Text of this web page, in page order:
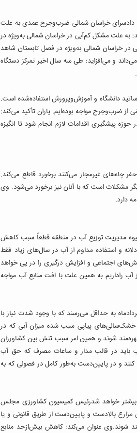
به دادسرای خراسان شمالی ضرب‌وجرح عمدی به علت
به علت مشکل کم‌آبی در خراسان شمالی به‌ویژه در
خراسان شمالی به‌ویژه در فصل تابستان شاهد
و می‌افزاید: طی سه سال اخیر تمرکز دستگاه
دانشگاه و آموزش‌وپرورش استفاده‌شده است.
از ضرب‌وجرح مواجه بوده‌ایم. یاران تأکید می‌کند:
پیشگیری اقدامات لازم انجام شود تا انگیزه
چاه‌های غیرمجاز می‌کنند برخورد قاطع می‌کند.
مشکلات است که با آنان نیز برخورد می‌شود. وی
دارد.
مدیریت توزیع آب در منطقه قطعاً سبب کاهش
و استفاده مداوم از آب در سال‌های زیاد فقط
اجتماعی و افزایش درگیری را در پی خواهد
آب راداریم به همین علت با افت منابع آب مواجه
به حداقل می‌رسند که با وجود شدت نیاز با
پیاپی سبب شده میزان آبی که در
شوند و همین امر سبب تنش بین کشاورزان
آب باید در قالب مدار و ساعات مصرف که حق آب
و در پایین‌دست به‌طور کامل در فصولی که به
بیشتر خواهد شدرئیس کمیسیون کشاورزی مجلس
بالادست و پایین‌دست از طریق قانونی و یا
شوند.وی عنوان می‌کند: کاهش بیش‌ازحد منابع